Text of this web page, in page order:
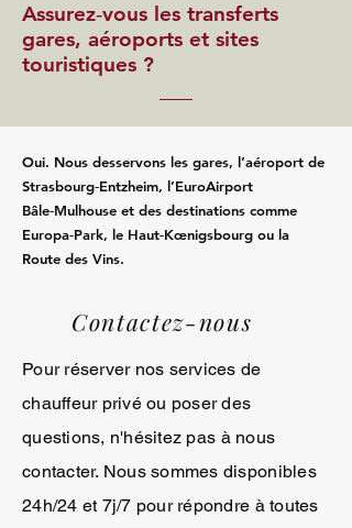
Assurez‑vous les transferts
gares, aéroports et sites
touristiques ?
Oui. Nous desservons les gares, l’aéroport de
Strasbourg‑Entzheim, l’EuroAirport
Bâle‑Mulhouse et des destinations comme
Europa‑Park, le Haut‑Kœnigsbourg ou la
Route des Vins.
Contactez-nous
Pour réserver nos services de
chauffeur privé ou poser des
questions, n'hésitez pas à nous
contacter. Nous sommes disponibles
24h/24 et 7j/7 pour répondre à toutes